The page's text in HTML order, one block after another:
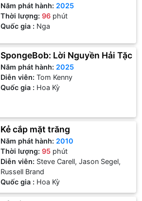
Năm phát hành: 2025
Thời lượng:96 phút
Quốc gia : Nga
SpongeBob: Lời Nguyền Hải Tặc
Năm phát hành: 2025
Diễn viên:Tom Kenny
Quốc gia : Hoa Kỳ
Kẻ cắp mặt trăng
Năm phát hành: 2010
Thời lượng:95 phút
Diễn viên: Steve Carell, Jason Segel,
Russell Brand
Quốc gia : Hoa Kỳ